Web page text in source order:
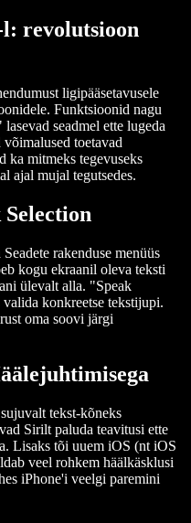
l: revolutsioon
ligipääsetavusele
Funktsioonid nagu
seadmel ette lugeda
toetavad
ka mitmeks tegevuseks
ajal mujal tegutsedes.
Selection
rakenduse menüüs
kogu ekraanil oleva teksti
ülevalt alla. "Speak
konkreetse tekstijupi.
oma soovi järgi
tekst-kõneks
Sirilt paluda teavitusi ette
Lisaks tõi uuem iOS (nt iOS
veel rohkem häälkäsklusi
iPhone'i veelgi paremini